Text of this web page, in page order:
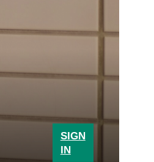
SIGN
IN